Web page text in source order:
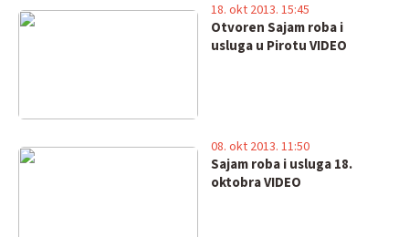
Otvoren Sajam roba i
usluga u Pirotu VIDEO
18. okt 2013. 15:45
Sajam roba i usluga 18.
oktobra VIDEO
08. okt 2013. 11:50